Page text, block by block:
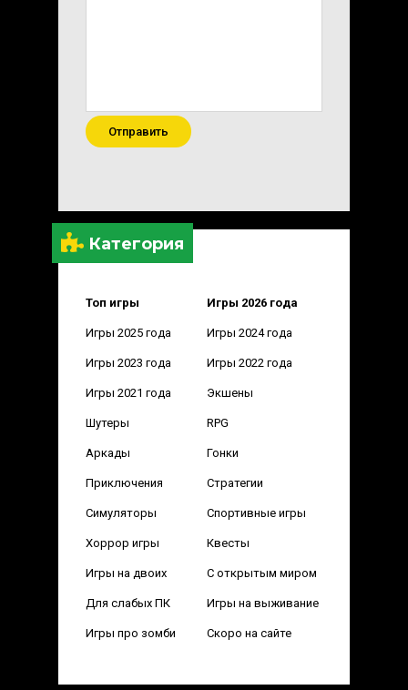
Категория
Топ игры Игры 2026 года
Игры 2025 года Игры 2024 года
Игры 2023 года Игры 2022 года
Игры 2021 года Экшены
Шутеры RPG
Аркады Гонки
Приключения Стратегии
Симуляторы Спортивные игры
Хоррор игры Квесты
Игры на двоих С открытым миром
Для слабых ПК Игры на выживание
Игры про зомби Скоро на сайте
Отправить